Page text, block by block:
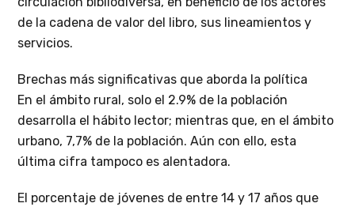
de la cadena de valor del libro, sus lineamientos y
servicios.
Brechas más significativas que aborda la política
En el ámbito rural, solo el 2.9% de la población
desarrolla el hábito lector; mientras que, en el ámbito
urbano, 7,7% de la población. Aún con ello, esta
última cifra tampoco es alentadora.
El porcentaje de jóvenes de entre 14 y 17 años que